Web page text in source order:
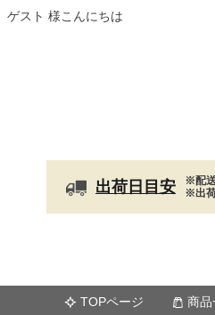
ゲスト 様こんにちは
出荷日目安
※配送
※出荷
TOPページ 商品